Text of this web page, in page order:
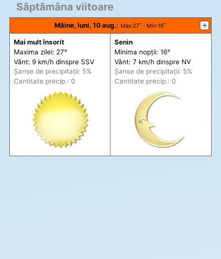
Săptămâna viitoare
Mâine, luni, 10 aug.: Max:27˚ - Min:16˚ +
Mai mult însorit
Maxima zilei: 27°
Vânt: 9 km/h dinspre SSV
Șanse de precipitații: 5%
Cantitate precip.: 0
Senin
Minima nopții: 16°
Vânt: 7 km/h dinspre NV
Șanse de precipitații: 5%
Cantitate precip.: 0